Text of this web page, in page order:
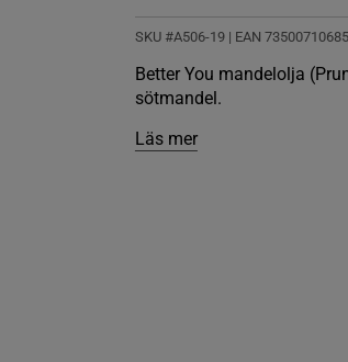
SKU #A506-19 | EAN
Better You mandelolja
sötmandel.
Läs mer